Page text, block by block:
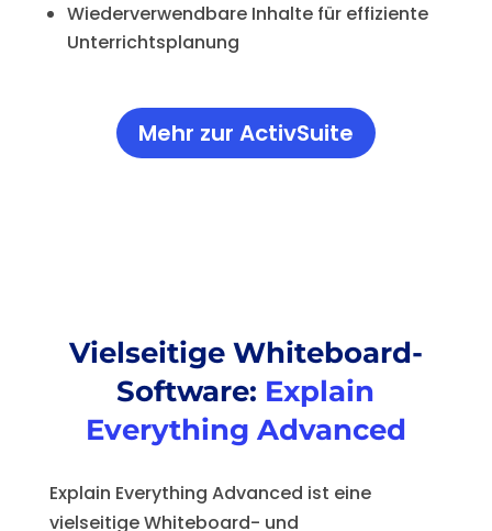
Wiederverwendbare Inhalte für effiziente
Unterrichtsplanung
Mehr zur ActivSuite
Vielseitige Whiteboard-
Software: Explain
Everything Advanced
Explain Everything Advanced ist eine
vielseitige Whiteboard- und